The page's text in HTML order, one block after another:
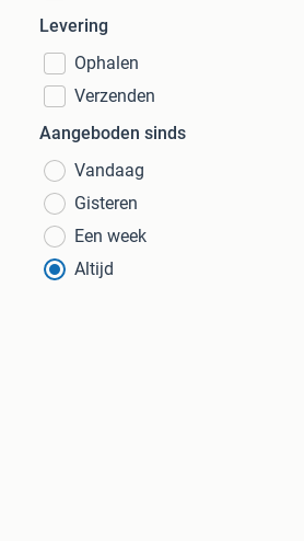
Levering
Ophalen
Verzenden
Aangeboden sinds
Vandaag
Gisteren
Een week
Altijd